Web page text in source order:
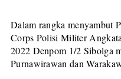
Dalam rangka menyambut
Corps Polisi Militer
2022 Denpom 1/2 Sibolga
Purnawirawan dan